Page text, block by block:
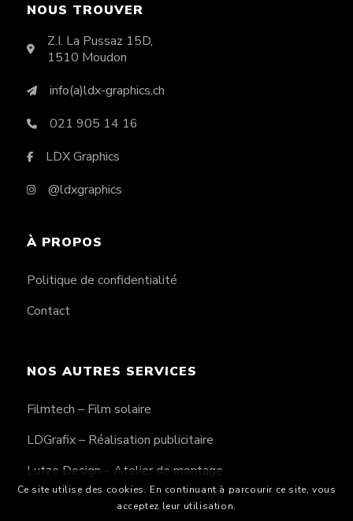
NOUS TROUVER
Z.I. La Pussaz 15D,
1510 Moudon
info(a)ldx-graphics.ch
021 905 14 16
LDX Graphics
@ldxgraphics
À PROPOS
Politique de confidentialité
Contact
NOS AUTRES SERVICES
Filmtech – Film solaire
LDGrafix – Réalisation publicitaire
Lutze Design – Atelier de montage
Ce site utilise des cookies. En continuant à parcourir ce site, vous
acceptez leur utilisation.